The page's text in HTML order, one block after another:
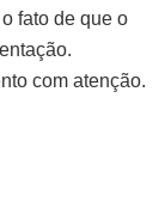
fato de que o
com atenção.